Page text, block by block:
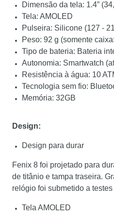
Dimensão da tela: 1.4”
Tela: AMOLED
Pulseira: Silicone (127 -
Peso: 92 g (somente
Tipo de bateria: Bateria
Autonomia: Smartwatch
Resistência à água: 10
Tecnologia sem fio:
Memória: 32GB
Design:
Design para durar
Fenix 8 foi projetado para
de titânio e tampa traseira.
relógio foi submetido a
Tela AMOLED